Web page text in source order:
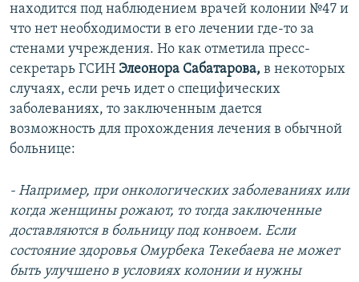
находится под наблюдением врачей колонии №47 и
что нет необходимости в его лечении где-то за
стенами учреждения. Но как отметила пресс-
секретарь ГСИН Элеонора Сабатарова, в некоторых
случаях, если речь идет о специфических
заболеваниях, то заключенным дается
возможность для прохождения лечения в обычной
больнице:
- Например, при онкологических заболеваниях или
когда женщины рожают, то тогда заключенные
доставляются в больницу под конвоем. Если
состояние здоровья Омурбека Текебаева не может
быть улучшено в условиях колонии и нужны